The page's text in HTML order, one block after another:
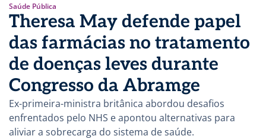
Saúde Pública
Theresa May defende papel
das farmácias no tratamento
de doenças leves durante
Congresso da Abramge
Ex-primeira-ministra britânica abordou desafios
enfrentados pelo NHS e apontou alternativas para
aliviar a sobrecarga do sistema de saúde.